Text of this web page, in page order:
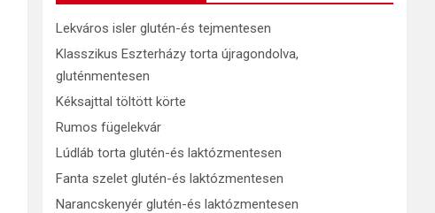
Lekváros isler glutén-és tejmentesen
Klasszikus Eszterházy torta újragondolva,
gluténmentesen
Kéksajttal töltött körte
Rumos fügelekvár
Lúdláb torta glutén-és laktózmentesen
Fanta szelet glutén-és laktózmentesen
Narancskenyér glutén-és laktózmentesen